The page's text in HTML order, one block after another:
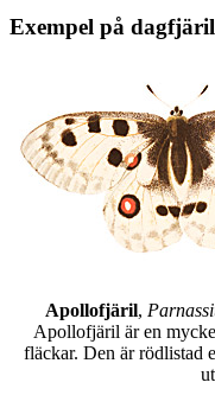
Exempel på
Apollofjäril,
Apollofjäril är en
fläckar. Den är rödlistad